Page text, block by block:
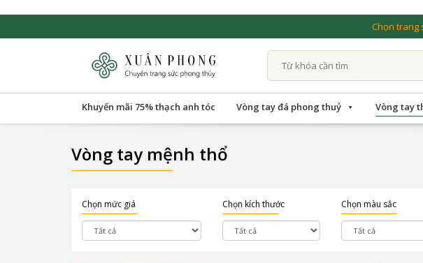
Chọn trang
Khuyến mãi 75% thạch anh tóc Vòng tay đá phong thuỷ Vòng tay
Vòng tay mệnh thổ
Chọn mức giá Chọn kích thước Chọn màu sắc